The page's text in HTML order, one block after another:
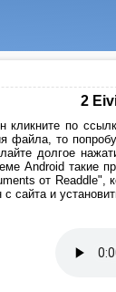
2
по
файла, то
долгое
Android такие
от Readdle",
сайта и